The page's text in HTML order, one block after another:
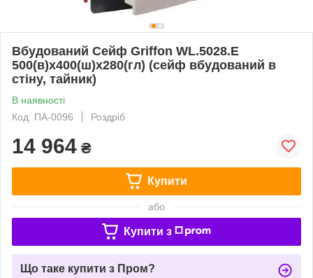
Вбудований Сейф Griffon WL.5028.E
500(в)х400(ш)х280(гл) (сейф вбудований в
стіну, тайник)
В наявності
Код: ПА-0096
Роздріб
14 964 ₴
Купити
або
Купити з
Що таке купити з Пром?